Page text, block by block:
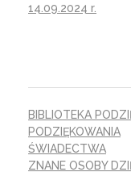
14.09.2024 r.
BIBLIOTEKA
PODZIĘKOWANIA
ŚWIADECTWA
ZNANE OSOBY